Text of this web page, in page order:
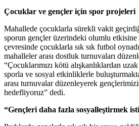
Çocuklar ve gençler için spor projeleri
Mahallede çocuklarla sürekli vakit
sporun gençler üzerindeki olumlu
çevresinde çocuklarla sık sık futbol
mahalleler arası dostluk turnuvaları
“Çocuklarımızı kötü alışkanlıklardan
sporla ve sosyal etkinliklerle
arası turnuvalar düzenleyerek
hedefliyoruz” dedi.
“Gençleri daha fazla sosyalleştirmek